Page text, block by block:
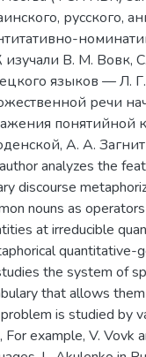
русского,
В. М. Вовк,
языков — Л.
речи
понятийной
А. А.
analyzes the
discourse
nouns as
at irreducible
quantitative-
the system of
that allows
is studied by
For example, V. Vovk